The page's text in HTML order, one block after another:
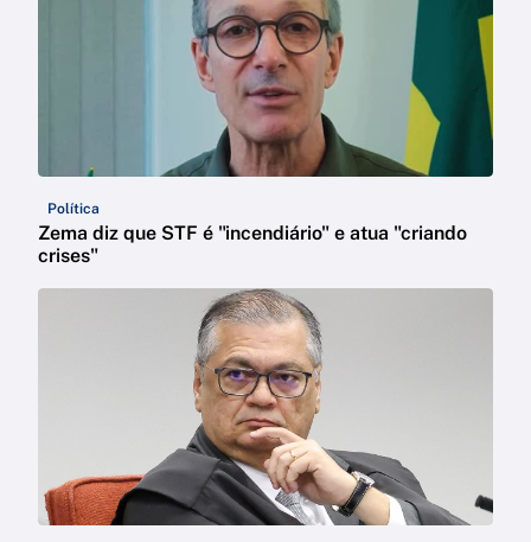
Política
Zema diz que STF é "incendiário" e atua "criando
crises"